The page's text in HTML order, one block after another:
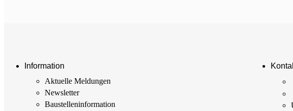
Information
Aktuelle Meldungen
Newsletter
Baustellen­information